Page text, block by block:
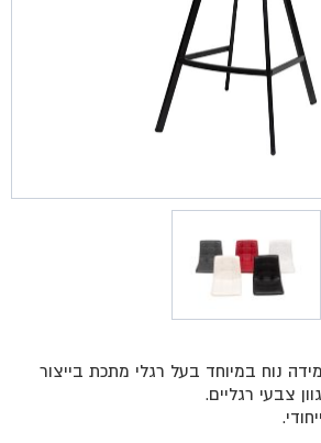
נוח במיוחד בעל רגלי מתכת בייצור